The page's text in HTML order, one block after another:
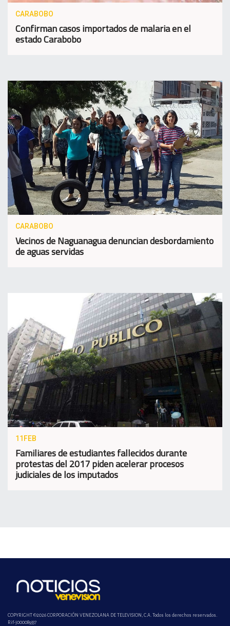
CARABOBO
Confirman casos importados de malaria en el
estado Carabobo
CARABOBO
Vecinos de Naguanagua denuncian desbordamiento
de aguas servidas
11FEB
Familiares de estudiantes fallecidos durante
protestas del 2017 piden acelerar procesos
judiciales de los imputados
COPYRIGHT ©2026 CORPORACIÓN VENEZOLANA DE TELEVISION, C.A. Todos los derechos reservados.
Rif-j000089337